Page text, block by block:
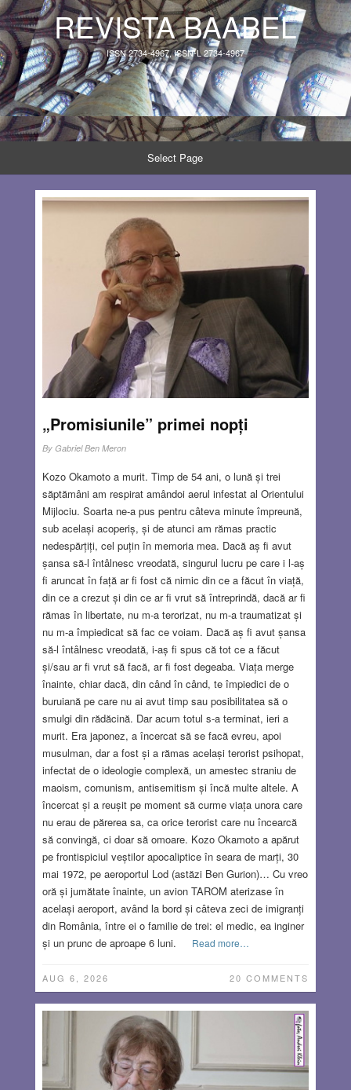
REVISTA BAABEL
ISSN 2734-4967, ISSN-L 2734-4967
Select Page
„Promisiunile” primei nopți
By Gabriel Ben Meron
Kozo Okamoto a murit. Timp de 54 ani, o lună și trei
săptămâni am respirat amândoi aerul infestat al Orientului
Mijlociu. Soarta ne-a pus pentru câteva minute împreună,
sub același acoperiș, și de atunci am rămas practic
nedespărțiți, cel puțin în memoria mea. Dacă aș fi avut
șansa să-l întâlnesc vreodată, singurul lucru pe care i l-aș
fi aruncat în față ar fi fost că nimic din ce a făcut în viață,
din ce a crezut și din ce ar fi vrut să întreprindă, dacă ar fi
rămas în libertate, nu m-a terorizat, nu m-a traumatizat și
nu m-a împiedicat să fac ce voiam. Dacă aș fi avut șansa
să-l întâlnesc vreodată, i-aș fi spus că tot ce a făcut
și/sau ar fi vrut să facă, ar fi fost degeaba. Viața merge
înainte, chiar dacă, din când în când, te împiedici de o
buruiană pe care nu ai avut timp sau posibilitatea să o
smulgi din rădăcină. Dar acum totul s-a terminat, ieri a
murit. Era japonez, a încercat să se facă evreu, apoi
musulman, dar a fost și a rămas același terorist psihopat,
infectat de o ideologie complexă, un amestec straniu de
maoism, comunism, antisemitism și încă multe altele. A
încercat și a reușit pe moment să curme viața unora care
nu erau de părerea sa, ca orice terorist care nu încearcă
să convingă, ci doar să omoare. Kozo Okamoto a apărut
pe frontispiciul veștilor apocaliptice în seara de marți, 30
mai 1972, pe aeroportul Lod (astăzi Ben Gurion)… Cu vreo
oră și jumătate înainte, un avion TAROM aterizase în
același aeroport, având la bord și câteva zeci de imigranți
din România, între ei o familie de trei: el medic, ea inginer
și un prunc de aproape 6 luni.
Read more…
AUG 6, 2026 20 COMMENTS